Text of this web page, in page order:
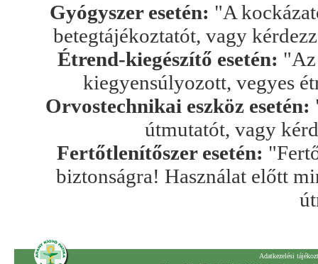
Gyógyszer esetén: "A
betegtájékoztatót, vagy
Étrend-kiegészítő esetén: "Az
kiegyensúlyozott, vegyes
Orvostechnikai eszköz esetén:
útmutatót, vagy
Fertőtlenítőszer esetén:
biztonságra! Használat előtt
Adatkezelési